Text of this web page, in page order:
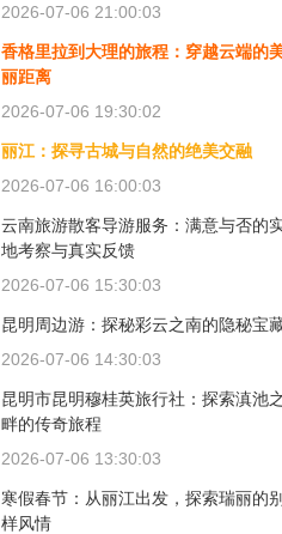
2026-07-06 21:00:03
香格里拉到大理的旅程：穿越云端的
丽距离
2026-07-06 19:30:02
丽江：探寻古城与自然的绝美交融
2026-07-06 16:00:03
云南旅游散客导游服务：满意与否的
地考察与真实反馈
2026-07-06 15:30:03
昆明周边游：探秘彩云之南的隐秘宝
2026-07-06 14:30:03
昆明市昆明穆桂英旅行社：探索滇池之
畔的传奇旅程
2026-07-06 13:30:03
寒假春节：从丽江出发，探索瑞丽的别
样风情